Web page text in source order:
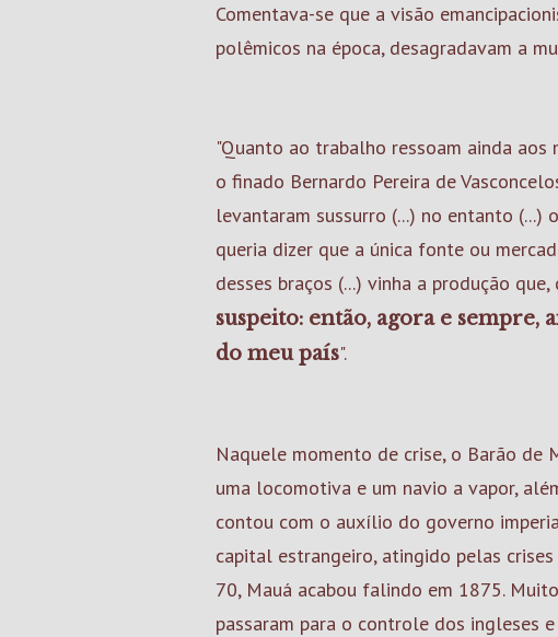
Comentava-se que a visão
polêmicos na época, desagradavam a
"Quanto ao trabalho ressoam ainda
o finado Bernardo Pereira de
levantaram sussurro (...) no entanto
queria dizer que a única fonte ou
desses braços (...) vinha a produção
suspeito: então, agora e
do meu país".
Naquele momento de crise, o Barão de
uma locomotiva e um navio a vapor,
contou com o auxílio do governo
capital estrangeiro, atingido pelas
70, Mauá acabou falindo em 1875.
passaram para o controle dos ingleses